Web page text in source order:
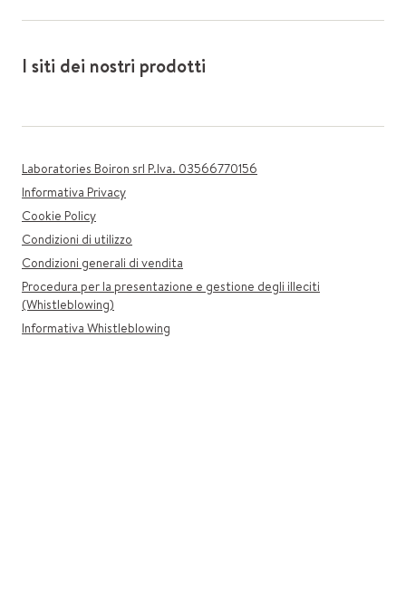
I siti dei nostri prodotti
Laboratories Boiron srl P.Iva. 03566770156
Informativa Privacy
Cookie Policy
Condizioni di utilizzo
Condizioni generali di vendita
Procedura per la presentazione e gestione degli illeciti
(Whistleblowing)
Informativa Whistleblowing